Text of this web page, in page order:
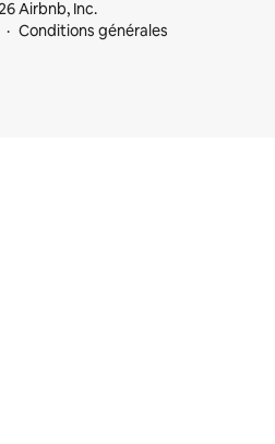
Airbnb, Inc.
Conditions générales